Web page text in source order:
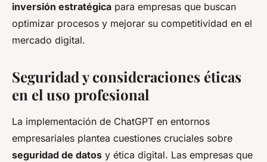
inversión estratégica para empresas que buscan
optimizar procesos y mejorar su competitividad en el
mercado digital.
Seguridad y consideraciones éticas
en el uso profesional
La implementación de ChatGPT en entornos
empresariales plantea cuestiones cruciales sobre
seguridad de datos y ética digital. Las empresas que